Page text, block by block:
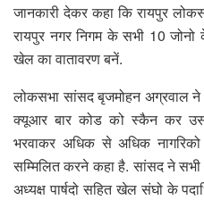
जानकारी देकर कहा कि रायपुर
रायपुर नगर निगम के सभी 10 जोनो
खेल का वातावरण बनें.
लोकसभा सांसद बृजमोहन अग्रवाल
क्यूआर बार कोड को स्कैन कर
भरवाकर अधिक से अधिक
सम्मिलित करने कहा है. सांसद ने
अध्यक्ष पार्षदो सहित खेल संघो के